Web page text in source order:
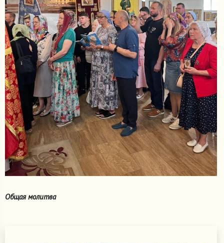
Общая молитва